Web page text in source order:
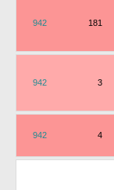
942 181
942 3
942 4